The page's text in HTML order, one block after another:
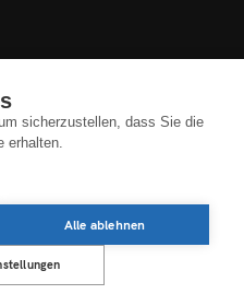
sicherzustellen, dass Sie die
erhalten.
Alle ablehnen